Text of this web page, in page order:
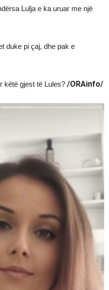
Lulja e ka uruar me një
duke pi çaj, dhe pak e
këtë gjest të Lules? /ORAinfo/